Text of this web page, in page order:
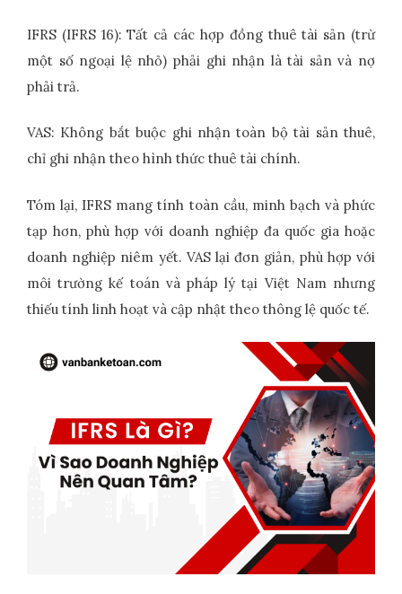
IFRS (IFRS 16): Tất cả các hợp đồng thuê tài sản (trừ
một số ngoại lệ nhỏ) phải ghi nhận là tài sản và nợ
phải trả.
VAS: Không bắt buộc ghi nhận toàn bộ tài sản thuê,
chỉ ghi nhận theo hình thức thuê tài chính.
Tóm lại, IFRS mang tính toàn cầu, minh bạch và phức
tạp hơn, phù hợp với doanh nghiệp đa quốc gia hoặc
doanh nghiệp niêm yết. VAS lại đơn giản, phù hợp với
môi trường kế toán và pháp lý tại Việt Nam nhưng
thiếu tính linh hoạt và cập nhật theo thông lệ quốc tế.